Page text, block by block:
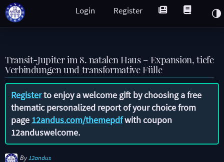
Register
Login
Transit-Jupiter im 8. natalen Haus – Expansion, tiefe
Verbindungen und transformative Fülle
Registerto enjoy a welcome gift by choosing a free
thematic personalized report of your choice from
page 12andus.com/themepdfwith coupon
12anduswelcome.
By 12andus